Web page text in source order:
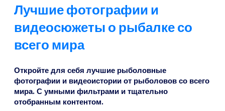
Лучшие фотографии и
видеосюжеты о рыбалке со
всего мира
Откройте для себя лучшие рыболовные
фотографии и видеоистории от рыболовов со всего
мира. С умными фильтрами и тщательно
отобранным контентом.